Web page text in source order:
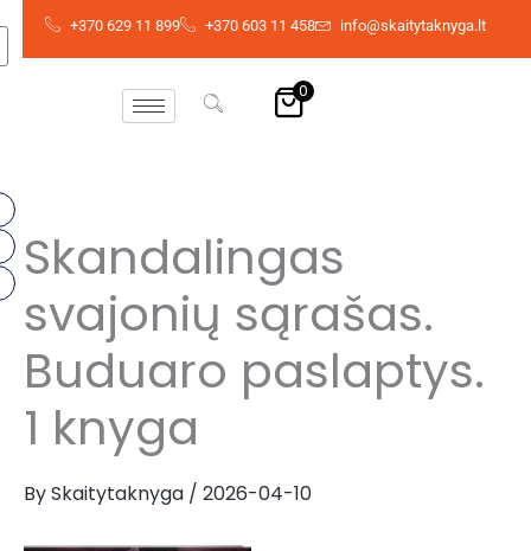
+370 629 11 899 +370 603 11 458 info@skaitytaknyga.lt
0
Skandalingas
svajonių sąrašas.
Buduaro paslaptys.
1 knyga
BySkaitytaknyga / 2026-04-10